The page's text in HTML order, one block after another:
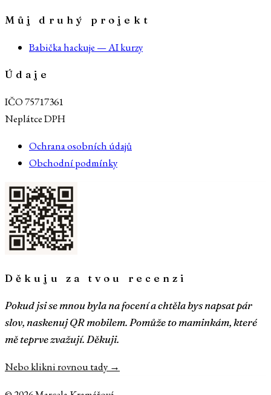
Můj druhý projekt
Babička hackuje — AI kurzy
Údaje
IČO 75717361
Neplátce DPH
Ochrana osobních údajů
Obchodní podmínky
Děkuju za tvou recenzi
Pokud jsi se mnou byla na focení a chtěla bys napsat pár
slov, naskenuj QR mobilem. Pomůže to maminkám, které
mě teprve zvažují. Děkuji.
Nebo klikni rovnou tady →